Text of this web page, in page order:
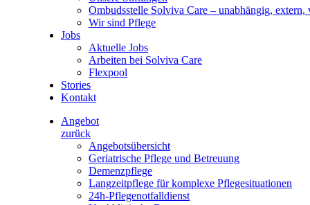
Ombudsstelle Solviva Care – unabhängig, extern,
Wir sind Pflege
Jobs
Aktuelle Jobs
Arbeiten bei Solviva Care
Flexpool
Stories
Kontakt
Angebot
zurück
Angebotsübersicht
Geriatrische Pflege und Betreuung
Demenzpflege
Langzeitpflege für komplexe Pflegesituationen
24h-Pflegenotfalldienst